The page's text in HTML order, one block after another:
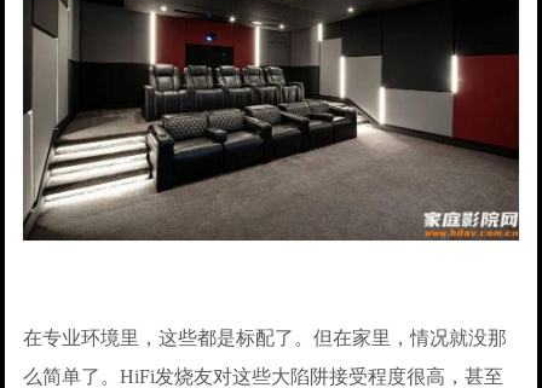
在专业环境里，这些都是标配了。但在家里，情况就没那
么简单了。HiFi发烧友对这些大陷阱接受程度很高，甚至